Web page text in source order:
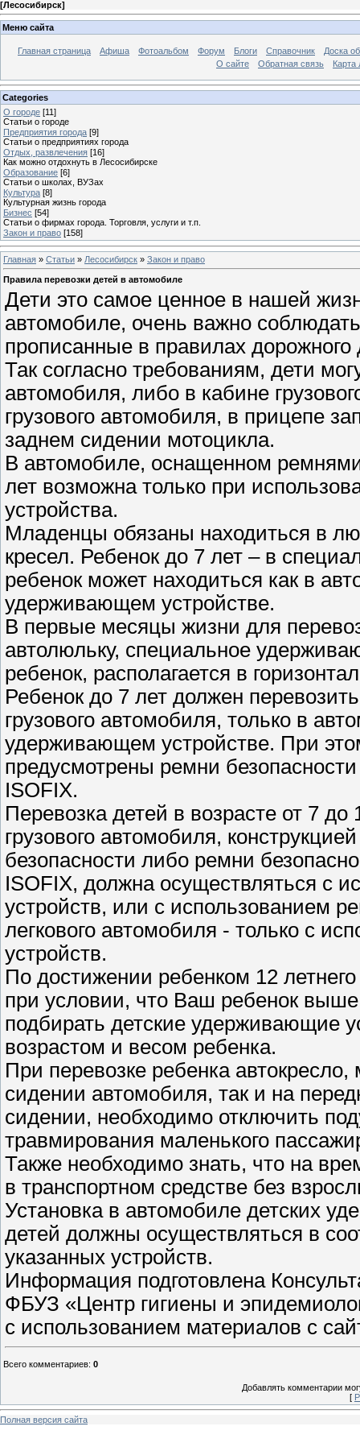
[Лесосибирск]
Меню сайта
Главная страница Афиша Фотоальбом Форум Блоги Справочник
Доска
О сайте
Обратная связь Карта
Categories
О городе [11]
Статьи о городе
Предприятия города [9]
Статьи о предприятиях города
Отдых, развлечения [16]
Как можно отдохнуть в Лесосибирске
Образование [6]
Статьи о школах, ВУЗах
Культура [8]
Культурная жизнь города
Бизнес [54]
Статьи о фирмах города. Торговля, услуги и т.п.
Закон и право [158]
Главная » Статьи » Лесосибирск » Закон и право
Правила перевозки детей в автомобиле
Дети это самое ценное в нашей
автомобиле, очень важно
прописанные в правилах
Так согласно требованиям, дети
автомобиля, либо в кабине
грузового автомобиля, в прицепе
заднем сидении мотоцикла.
В автомобиле, оснащенном
лет возможна только при
устройства.
Младенцы обязаны находиться в
кресел. Ребенок до 7 лет – в
ребенок может находиться как в
удерживающем устройстве.
В первые месяцы жизни для
автолюльку, специальное
ребенок, располагается в
Ребенок до 7 лет должен
грузового автомобиля, только в
удерживающем устройстве. При
предусмотрены ремни
ISOFIX.
Перевозка детей в возрасте от 7
грузового автомобиля,
безопасности либо ремни
ISOFIX, должна осуществляться с
устройств, или с использованием
легкового автомобиля - только с
устройств.
По достижении ребенком 12
при условии, что Ваш ребенок
подбирать детские удерживающие
возрастом и весом ребенка.
При перевозке ребенка
сидении автомобиля, так и на
сидении, необходимо отключить
травмирования маленького
Также необходимо знать, что на
в транспортном средстве без
Установка в автомобиле детских
детей должны осуществляться в
указанных устройств.
Информация подготовлена
ФБУЗ «Центр гигиены и
с использованием материалов с
Всего комментариев: 0
Добавлять комментарии
[
Полная версия сайта